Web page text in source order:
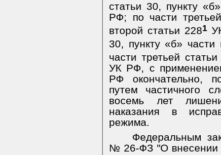
статьи 30, пункту
РФ; по части
второй статьи 2281
30, пункту «б» части
части третьей
УК РФ, с
РФ окончательно,
путем частичного
восемь лет
наказания в
режима.
Федеральным
№ 26-ФЗ "О внесении